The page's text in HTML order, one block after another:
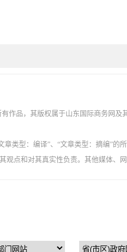
作品，其版权属于山东国际商务网
章类型：编译”、“文章类型：摘编”
观点和对其真实性负责。其他媒体、